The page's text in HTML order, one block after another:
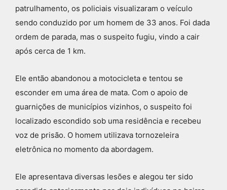
patrulhamento, os policiais visualizaram o veículo
sendo conduzido por um homem de 33 anos. Foi dada
ordem de parada, mas o suspeito fugiu, vindo a cair
após cerca de 1 km.
Ele então abandonou a motocicleta e tentou se
esconder em uma área de mata. Com o apoio de
guarnições de municípios vizinhos, o suspeito foi
localizado escondido sob uma residência e recebeu
voz de prisão. O homem utilizava tornozeleira
eletrônica no momento da abordagem.
Ele apresentava diversas lesões e alegou ter sido